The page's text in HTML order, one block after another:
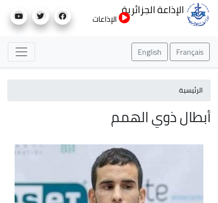
إلى
الإذاعة الجزائرية
الإذاعات
Français
English
الرئيسية
أبطال ذوي الهمم